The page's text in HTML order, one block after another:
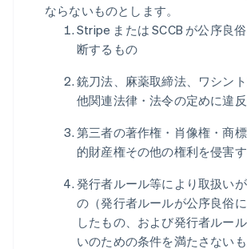
ならないものとします。
Stripe または SCCB が公序良
断するもの
銃刀法、麻薬取締法、ワシン
他関連法律・法令の定めに違
第三者の著作権・肖像権・商
的財産権その他の権利を侵害
発行者ルール等により取扱い
の（発行者ルールが公序良俗
したもの、および発行者ルー
いのための条件を満たさない